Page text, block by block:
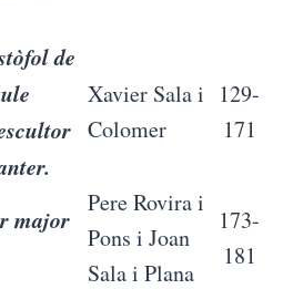
de
Xavier Sala i
Colomer
129-
171
major
Pere Rovira i
Pons i Joan
Sala i Plana
173-
181